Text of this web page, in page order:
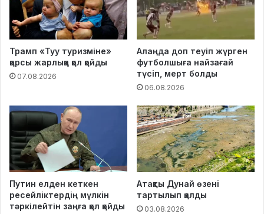
Трамп «Туу туризміне»
қарсы жарлыққа қол қойды
07.08.2026
Алаңда доп теуіп жүрген
футболшыға найзағай
түсіп, мерт болды
06.08.2026
Путин елден кеткен
ресейліктердің мүлкін
тәркілейтін заңға қол қойды
Атақты Дунай өзені
тартылып қалды
03.08.2026